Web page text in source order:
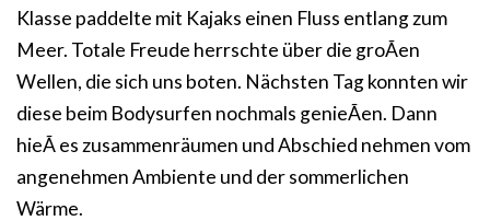
Klasse paddelte mit Kajaks einen Fluss entlang zum
Meer. Totale Freude herrschte über die groÃen
Wellen, die sich uns boten. Nächsten Tag konnten wir
diese beim Bodysurfen nochmals genieÃen. Dann
hieÃ es zusammenräumen und Abschied nehmen vom
angenehmen Ambiente und der sommerlichen
Wärme.